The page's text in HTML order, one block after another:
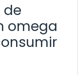
omega